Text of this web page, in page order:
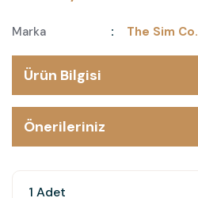
Marka The Sim Co.
Ürün Bilgisi
Önerileriniz